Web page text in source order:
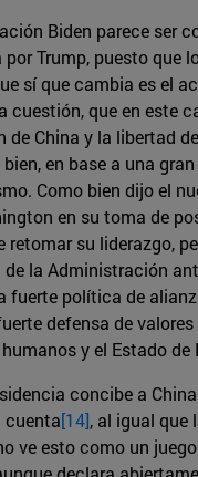
Biden parece ser
por Trump, puesto que
sí que cambia es el
cuestión, que en este
de China y la libertad
en base a una
Como bien dijo el
en su toma de
retomar su liderazgo,
la Administración
fuerte política de
defensa de
y el Estado de
concibe a
cuenta[14], al igual que
ve esto como un